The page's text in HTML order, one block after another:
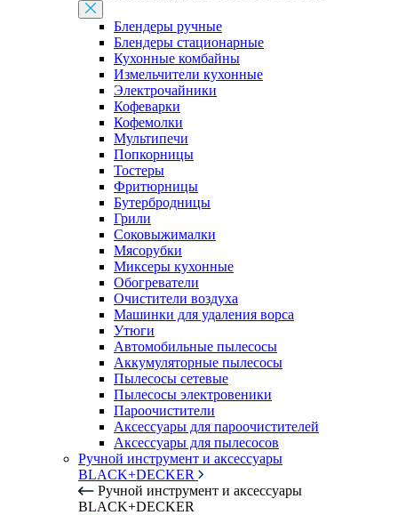
Блендеры ручные
Блендеры стационарные
Кухонные комбайны
Измельчители кухонные
Электрочайники
Кофеварки
Кофемолки
Мультипечи
Попкорницы
Тостеры
Фритюрницы
Бутербродницы
Грили
Соковыжималки
Мясорубки
Миксеры кухонные
Обогреватели
Очистители воздуха
Машинки для удаления ворса
Утюги
Автомобильные пылесосы
Аккумуляторные пылесосы
Пылесосы сетевые
Пылесосы электровеники
Пароочистители
Аксессуары для пароочистителей
Аксессуары для пылесосов
Ручной инструмент и аксессуары
BLACK+DECKER
Ручной инструмент и аксессуары
BLACK+DECKER